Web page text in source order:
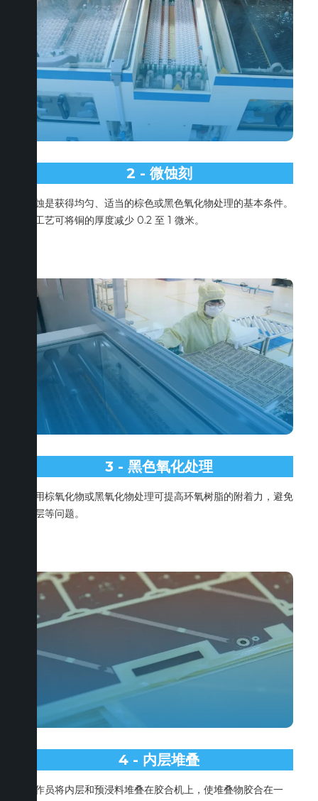
2 - 微蚀刻
微蚀是获得均匀、适当的棕色或黑色氧化物处理的基本条件。
该工艺可将铜的厚度减少 0.2 至 1 微米。
3 - 黑色氧化处理
使用棕氧化物或黑氧化物处理可提高环氧树脂的附着力，避免
分层等问题。
4 - 内层堆叠
操作员将内层和预浸料堆叠在胶合机上，使堆叠物胶合在一